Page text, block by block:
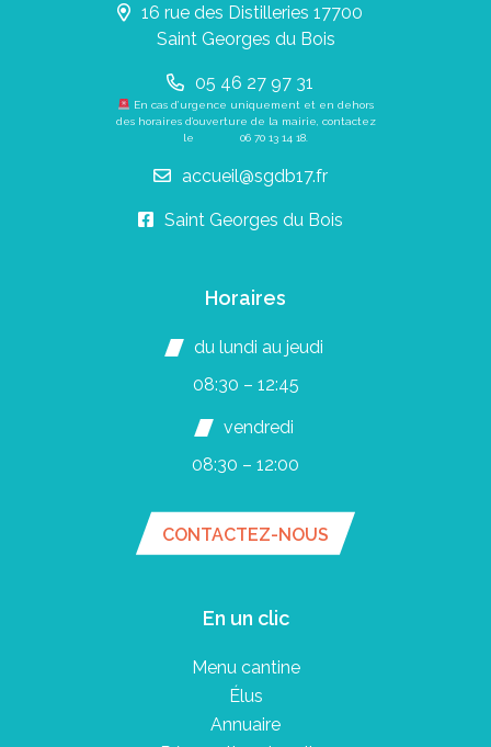
16 rue des Distilleries 17700
Saint Georges du Bois
05 46 27 97 31
En cas d’urgence uniquement et en dehors
des horaires d’ouverture de la mairie, contactez
le 06 70 13 14 18
accueil@sgdb17.fr
Saint Georges du Bois
Horaires
du lundi au jeudi
08:30 – 12:45
vendredi
08:30 – 12:00
CONTACTEZ-NOUS
En un clic
Menu cantine
Élus
Annuaire